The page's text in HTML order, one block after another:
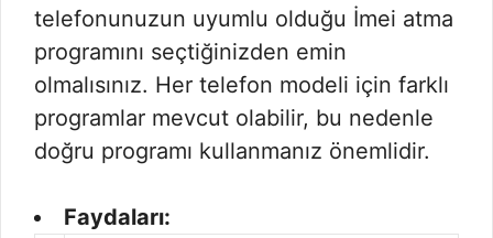
telefonunuzun uyumlu olduğu İmei atma
programını seçtiğinizden emin
olmalısınız. Her telefon modeli için farklı
programlar mevcut olabilir, bu nedenle
doğru programı kullanmanız önemlidir.
Faydaları: